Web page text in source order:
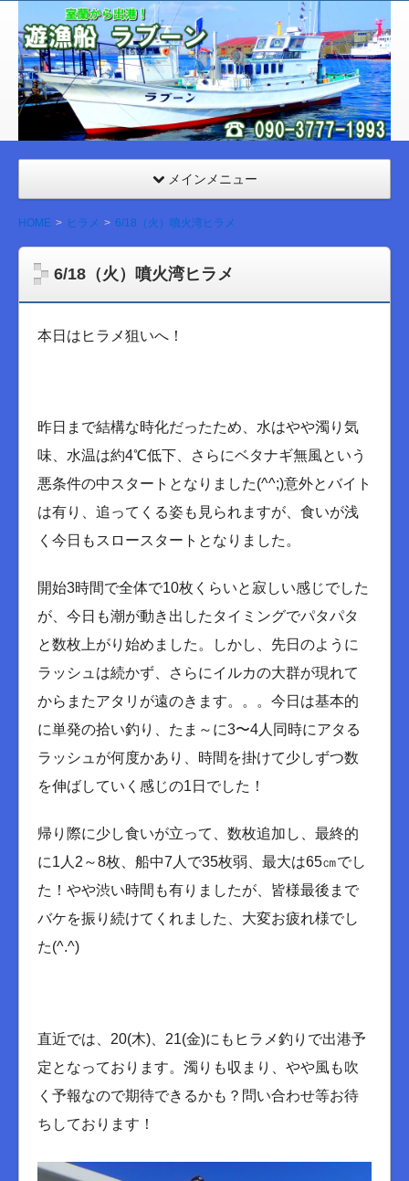
室
蘭
遊漁
船
ラブ
ーン
メインメニュー
HOME ヒラメ 6/18（火）噴火湾ヒラメ
6/18（火）噴火湾ヒラメ
本日はヒラメ狙いへ！
昨日まで結構な時化だったため、水はやや濁り気
味、水温は約4℃低下、さらにベタナギ無風という
悪条件の中スタートとなりました(^^;)意外とバイト
は有り、追ってくる姿も見られますが、食いが浅
く今日もスロースタートとなりました。
開始3時間で全体で10枚くらいと寂しい感じでした
が、今日も潮が動き出したタイミングでパタパタ
と数枚上がり始めました。しかし、先日のように
ラッシュは続かず、さらにイルカの大群が現れて
からまたアタリが遠のきます。。。今日は基本的
に単発の拾い釣り、たま～に3〜4人同時にアタる
ラッシュが何度かあり、時間を掛けて少しずつ数
を伸ばしていく感じの1日でした！
帰り際に少し食いが立って、数枚追加し、最終的
に1人2～8枚、船中7人で35枚弱、最大は65㎝でし
た！やや渋い時間も有りましたが、皆様最後まで
バケを振り続けてくれました、大変お疲れ様でし
た(^.^)
直近では、20(木)、21(金)にもヒラメ釣りで出港予
定となっております。濁りも収まり、やや風も吹
く予報なので期待できるかも？問い合わせ等お待
ちしております！